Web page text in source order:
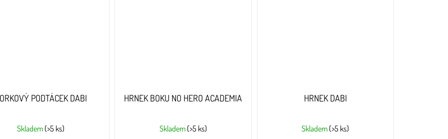
PODTÁCEK DABI
Skladem (>5 ks)
HRNEK BOKU NO HERO ACADEMIA
Skladem (>5 ks)
HRNEK DABI
Skladem (>5 ks)